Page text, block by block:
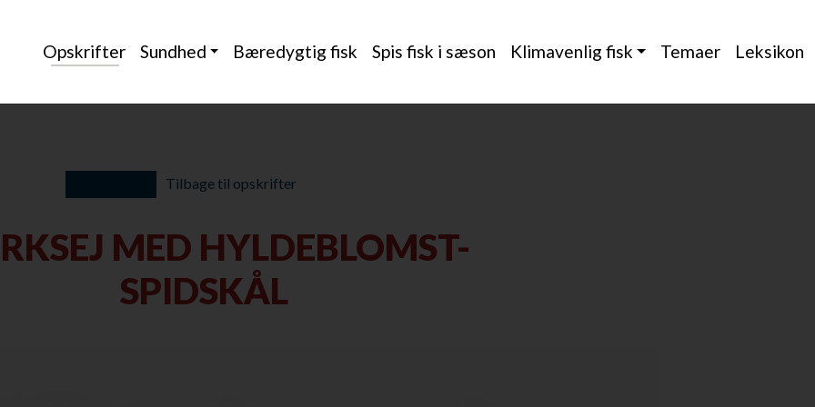
Opskrifter Sundhed Bæredygtig fisk Spis fisk i sæson Klimavenlig fisk Temaer Leksikon
Tilbage til opskrifter
MED HYLDEBLOMST-
SPIDSKÅL